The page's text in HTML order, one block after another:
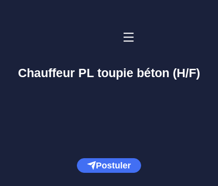
Chauffeur PL toupie béton (H/F)
Postuler